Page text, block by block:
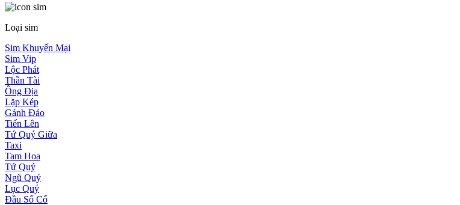
Loại sim
Sim Khuyến Mại
Sim Vip
Lộc Phát
Thần Tài
Ông Địa
Lặp Kép
Gánh Đảo
Tiến Lên
Tứ Quý Giữa
Taxi
Tam Hoa
Tứ Quý
Ngũ Quý
Lục Quý
Đầu Số Cổ